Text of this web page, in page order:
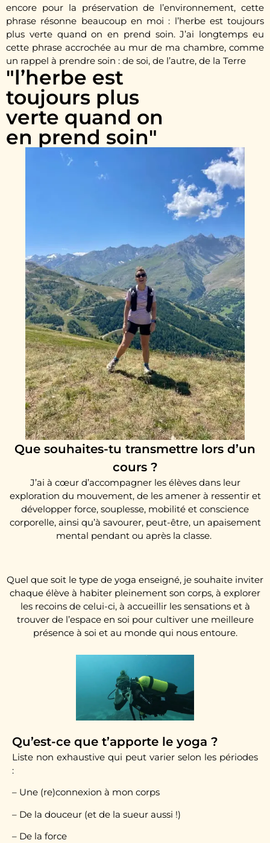
encore pour la préservation de l’environnement, cette
phrase résonne beaucoup en moi : l’herbe est toujours
plus verte quand on en prend soin. J’ai longtemps eu
cette phrase accrochée au mur de ma chambre, comme
un rappel à prendre soin : de soi, de l’autre, de la Terre
"l’herbe est
toujours plus
verte quand on
en prend soin"
Qu’est-ce que t’apporte le yoga ?
Liste non exhaustive qui peut varier selon les périodes
:
– Une (re)connexion à mon corps
– De la douceur (et de la sueur aussi !)
– De la force
Que souhaites-tu transmettre lors d’un
cours ?
J’ai à cœur d’accompagner les élèves dans leur
exploration du mouvement, de les amener à ressentir et
développer force, souplesse, mobilité et conscience
corporelle, ainsi qu’à savourer, peut-être, un apaisement
mental pendant ou après la classe.
Quel que soit le type de yoga enseigné, je souhaite inviter
chaque élève à habiter pleinement son corps, à explorer
les recoins de celui-ci, à accueillir les sensations et à
trouver de l’espace en soi pour cultiver une meilleure
présence à soi et au monde qui nous entoure.